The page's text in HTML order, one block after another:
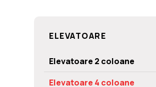
ELEVATOARE
Elevatoare 2 coloane
Elevatoare 4 coloane